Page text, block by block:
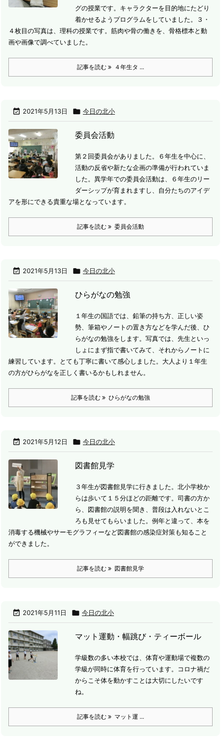
グの授業です。 キャラクターを目的地にたどり
着かせるようプログラムをしていました。
３・
４枚目の写真は、理科の授業です。 筋肉や骨の働きを、骨格標本と動
画や画像で調べていました。
記事を読む ４年生タ ...
 2021年5月13日  今日の北小
委員会活動
第２回委員会がありました。
６年生を中心に、
活動の反省や新たな企画の準備が行われていま
した。 異学年での委員会活動は、６年生のリー
ダーシップが育まれますし、自分たちのアイデ
アを形にできる貴重な場となっています。
記事を読む 委員会活動
 2021年5月13日  今日の北小
ひらがなの勉強
１年生の国語では、鉛筆の持ち方、正しい姿
勢、筆箱やノートの置き方などを学んだ後、ひ
らがなの勉強をします。写真では、先生といっ
しょにまず指で書いてみて、それからノートに
練習しています。
とても丁寧に書いて感心しました。大人より１年生
の方がひらがなを正しく書いるかもしれません。
記事を読む ひらがなの勉強
 2021年5月12日  今日の北小
図書館見学
３年生が図書館見学に行きました。 北小学校か
らは歩いて１５分ほどの距離です。 司書の方か
ら、図書館の説明を聞き、普段は入れないとこ
ろも見せてもらいました。 例年と違って、本を
消毒する機械やサーモグラフィーなど図書館の感染症対策も知ること
ができました。
記事を読む 図書館見学
 2021年5月11日  今日の北小
マット運動・幅跳び・ティーボール
学級数の多い本校では、体育や運動場で複数の
学級が同時に体育を行っています。
コロナ禍だ
からこそ体を動かすことは大切にしたいです
ね。
記事を読む マット運 ...